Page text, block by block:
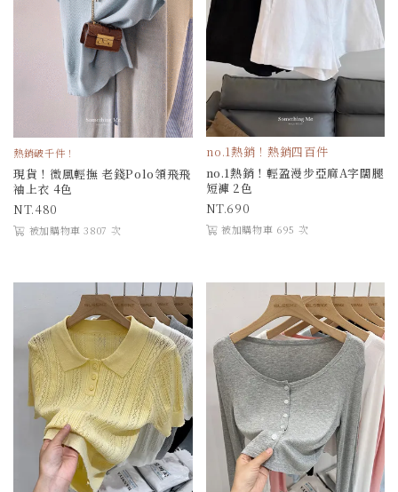
熱銷破千件！
現貨！微風輕撫 老錢Polo領飛飛
袖上衣 4色
480
被加購物車 3807 次
no.1熱銷！熱銷四百件
no.1熱銷！輕盈漫步亞麻A字闊腿
短褲 2色
690
被加購物車 695 次